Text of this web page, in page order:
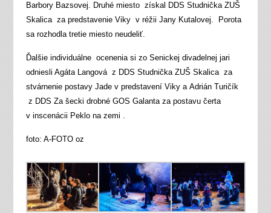
Barbory Bazsovej. Druhé miesto získal DDS Studnička ZUŠ
Skalica za predstavenie Viky v réžii Jany Kutalovej. Porota
sa rozhodla tretie miesto neudeliť.
Ďalšie individuálne ocenenia si zo Senickej divadelnej jari
odniesli Agáta Langová z DDS Studnička ZUŠ Skalica za
stvárnenie postavy Jade v predstavení Viky a Adrián Turičík
z DDS Za šecki drobné GOS Galanta za postavu čerta
v inscenácii Peklo na zemi .
foto: A-FOTO oz